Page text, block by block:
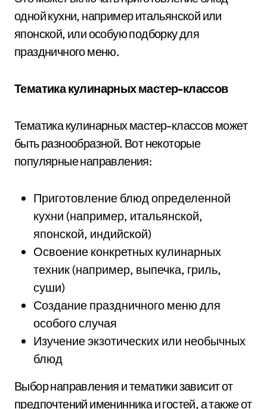
одной кухни, например итальянской или
японской, или особую подборку для
праздничного меню.
Тематика кулинарных мастер-классов
Тематика кулинарных мастер-классов может
быть разнообразной. Вот некоторые
популярные направления:
Приготовление блюд определенной
кухни (например, итальянской,
японской, индийской)
Освоение конкретных кулинарных
техник (например, выпечка, гриль,
суши)
Создание праздничного меню для
особого случая
Изучение экзотических или необычных
блюд
Выбор направления и тематики зависит от
предпочтений именинника и гостей, а также от